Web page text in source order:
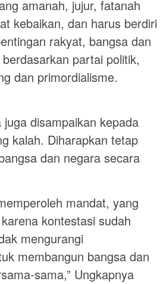
amanah, jujur, fatanah
kebaikan, dan harus berdiri
rakyat, bangsa dan
partai politik,
dan primordialisme.
disampaikan kepada
kalah. Diharapkan tetap
dan negara secara
mandat, yang
kontestasi sudah
mengurangi
membangun bangsa dan
sama,” Ungkapnya